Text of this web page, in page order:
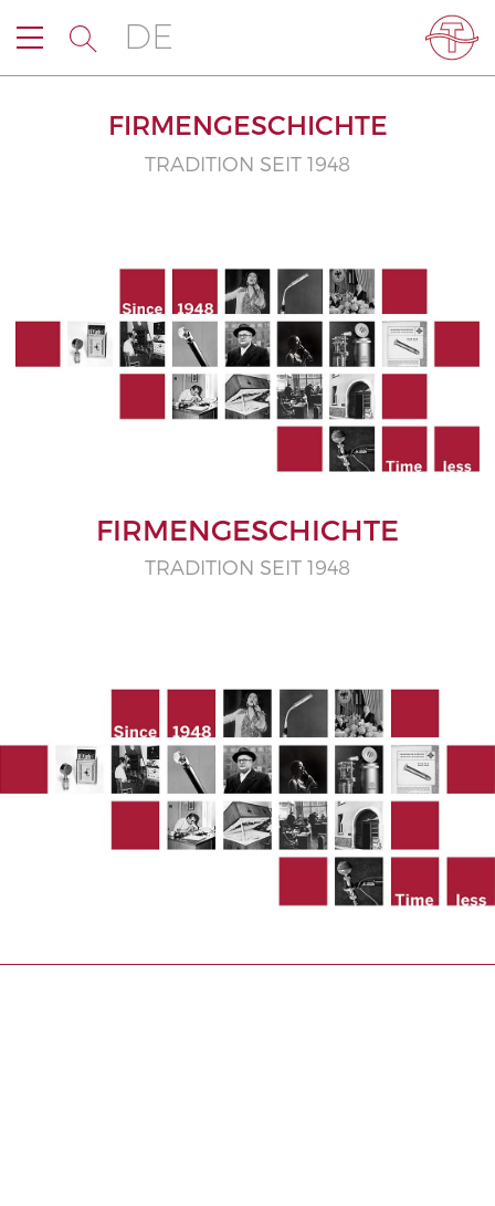
DE
FIRMENGESCHICHTE
TRADITION SEIT 1948
FIRMENGESCHICHTE
TRADITION SEIT 1948